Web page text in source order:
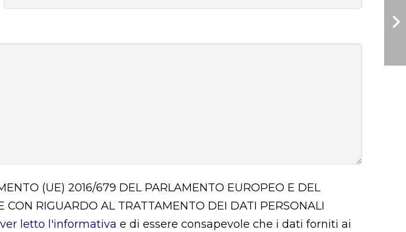
(UE) 2016/679 DEL PARLAMENTO EUROPEO E DEL
CON RIGUARDO AL TRATTAMENTO DEI DATI PERSONALI
letto l'informativa e di essere consapevole che i dati forniti ai